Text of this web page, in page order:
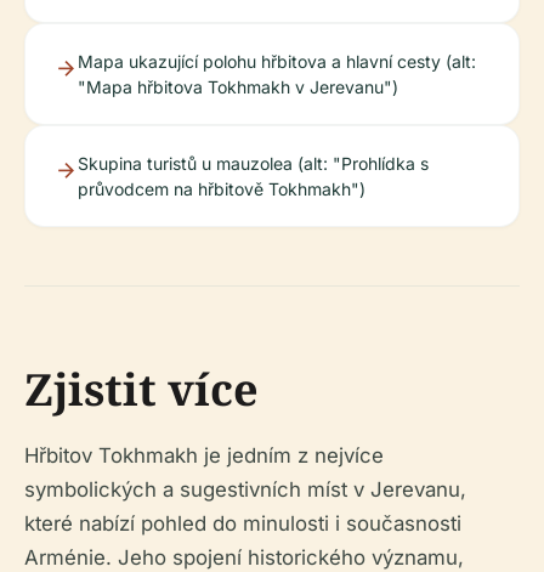
Mapa ukazující polohu hřbitova a hlavní cesty (alt:
"Mapa hřbitova Tokhmakh v Jerevanu")
Skupina turistů u mauzolea (alt: "Prohlídka s
průvodcem na hřbitově Tokhmakh")
Zjistit více
Hřbitov Tokhmakh je jedním z nejvíce
symbolických a sugestivních míst v Jerevanu,
které nabízí pohled do minulosti i současnosti
Arménie. Jeho spojení historického významu,